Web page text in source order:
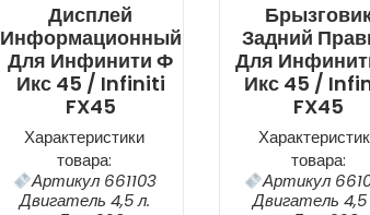
Дисплей
Информационный
Для Инфинити Ф
Икс 45 / Infiniti
FX45
Характеристики
товара:
Артикул 661103
Двигатель 4,5 л.
Задний
Для
Икс 45 /
FX45
товара:
Артикул
Двигатель 4,5